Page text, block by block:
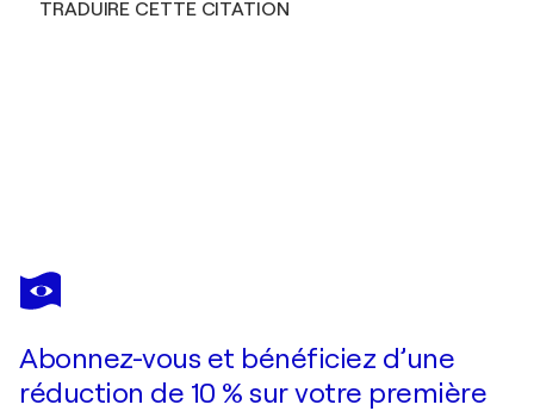
TRADUIRE CETTE CITATION
TOMOYA NAKANO
UNTITLED Portrait work
Abonnez-vous et bénéficiez d’une
réduction de 10 % sur votre première